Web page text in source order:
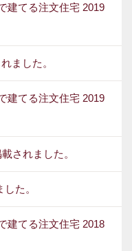
建てる注文住宅 2019
ました。
建てる注文住宅 2019
されました。
た。
建てる注文住宅 2018